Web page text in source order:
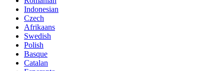
Indonesian
Czech
Afrikaans
Swedish
Polish
Basque
Catalan